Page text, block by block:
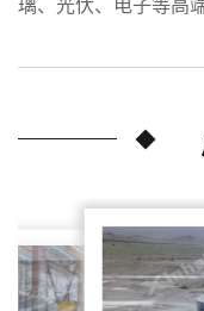
附加值的粉体，离
文将从设备、工艺到